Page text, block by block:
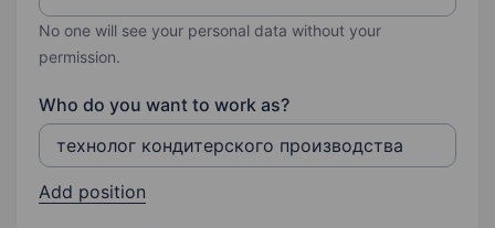
No one will see your personal data without your
permission.
Who do you want to work as?
Add position